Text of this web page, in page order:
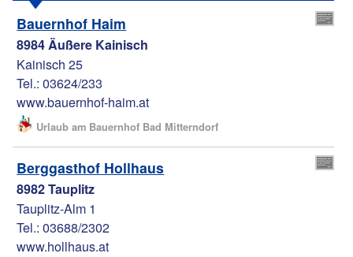
Bauernhof Haim
8984 Äußere Kainisch
Kainisch 25
Tel.: 03624/233
www.bauernhof-haim.at
Urlaub am Bauernhof Bad Mitterndorf
Berggasthof Hollhaus
8982 Tauplitz
Tauplitz-Alm 1
Tel.: 03688/2302
www.hollhaus.at